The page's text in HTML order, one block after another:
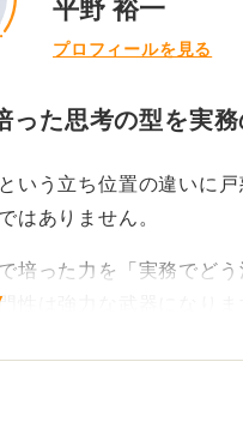
平野 裕一
プロフィールを見る
った思考の型を実
いう立ち位置の違いに
はありません。
培った力を「実務でど
性は強力な武器になりま
につく真の能力は、条